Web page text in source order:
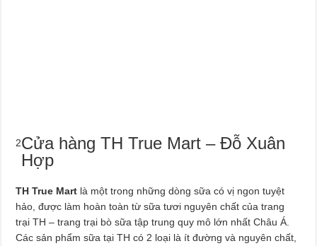
2Cửa hàng TH True Mart – Đỗ Xuân
Hợp
TH True Mart là một trong những dòng sữa có vị ngon tuyệt
hảo, được làm hoàn toàn từ sữa tươi nguyên chất của trang
trại TH – trang trại bò sữa tập trung quy mô lớn nhất Châu Á.
Các sản phẩm sữa tại TH có 2 loại là ít đường và nguyên chất,